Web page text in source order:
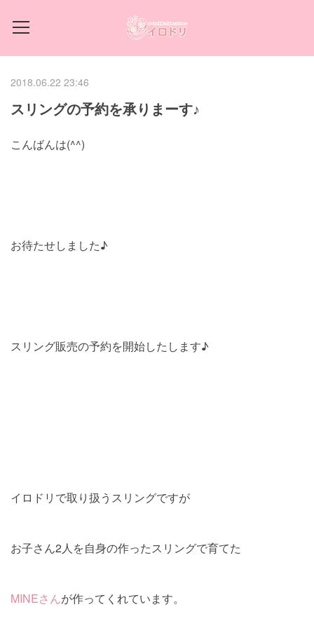
2018.06.22 23:46
スリングの予約を承りまーす♪
こんばんは(^^)
お待たせしました♪
スリング販売の予約を開始したします♪
イロドリで取り扱うスリングですが
お子さん2人を自身の作ったスリングで育てた
MINEさんが作ってくれています。